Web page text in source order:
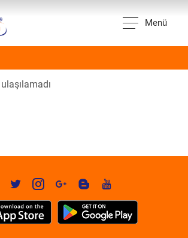
Menü